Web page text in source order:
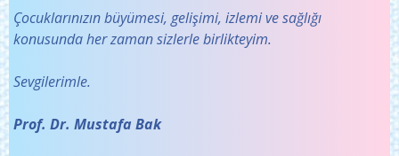
Çocuklarınızın büyümesi, gelişimi, izlemi ve sağlığı
konusunda her zaman sizlerle birlikteyim.
Sevgilerimle.
Prof. Dr. Mustafa Bak